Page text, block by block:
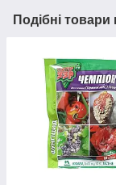
Подібні товари